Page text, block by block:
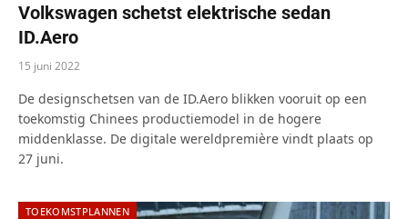
Volkswagen schetst elektrische sedan
ID.Aero
15 juni 2022
De designschetsen van de ID.Aero blikken vooruit op een
toekomstig Chinees productiemodel in de hogere
middenklasse. De digitale wereldpremière vindt plaats op
27 juni.
TOEKOMSTPLANNEN